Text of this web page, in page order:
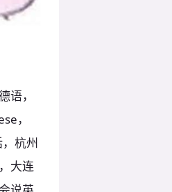
语，
，
杭州
大连